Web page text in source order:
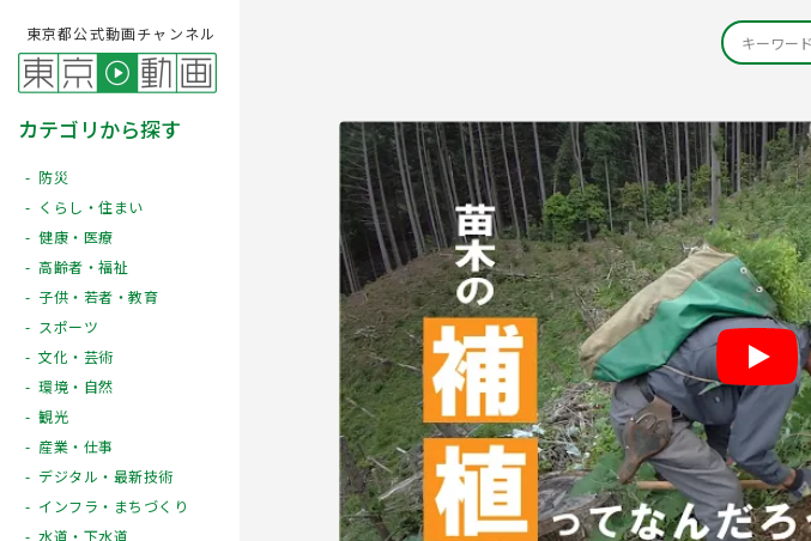
東京都公式動画チャンネル
カテゴリから探す
防災
くらし・住まい
健康・医療
高齢者・福祉
子供・若者・教育
スポーツ
文化・芸術
環境・自然
観光
産業・仕事
デジタル・最新技術
インフラ・まちづくり
水道・下水道
Play